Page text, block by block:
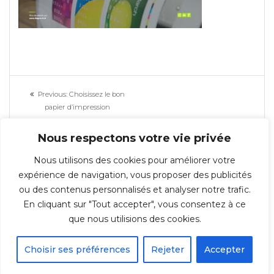
Nous respectons votre vie privée
Nous utilisons des cookies pour améliorer votre
expérience de navigation, vous proposer des publicités
ou des contenus personnalisés et analyser notre trafic.
En cliquant sur "Tout accepter", vous consentez à ce
que nous utilisions des cookies.
Choisir ses préférences Rejeter Accepter
l’article
Previous: Previous
post:
Choisissez le bon
papier d’impression
© 2026 Repro-IT - Groupe IT & You ©️ - SAS au capital de 350 000€ -
Immeuble l'ARSENAL 123, rue de Condé 59021 LILLE Cedex TÉL : 03 20 30 38